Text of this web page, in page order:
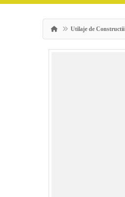
Utilaje de Constructii